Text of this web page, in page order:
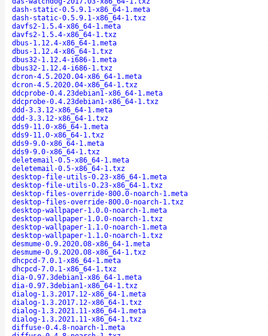
dash-static-0.5.9.1-x86_64-1.meta
dash-static-0.5.9.1-x86_64-1.txz
davfs2-1.5.4-x86_64-1.meta
davfs2-1.5.4-x86_64-1.txz
dbus-1.12.4-x86_64-1.meta
dbus-1.12.4-x86_64-1.txz
dbus32-1.12.4-i686-1.meta
dbus32-1.12.4-i686-1.txz
dcron-4.5.2020.04-x86_64-1.meta
dcron-4.5.2020.04-x86_64-1.txz
ddcprobe-0.4.23debian1-x86_64-1.meta
ddcprobe-0.4.23debian1-x86_64-1.txz
ddd-3.3.12-x86_64-1.meta
ddd-3.3.12-x86_64-1.txz
dds9-11.0-x86_64-1.meta
dds9-11.0-x86_64-1.txz
dds9-9.0-x86_64-1.meta
dds9-9.0-x86_64-1.txz
deletemail-0.5-x86_64-1.meta
deletemail-0.5-x86_64-1.txz
desktop-file-utils-0.23-x86_64-1.meta
desktop-file-utils-0.23-x86_64-1.txz
desktop-files-override-800.0-noarch-1.meta
desktop-files-override-800.0-noarch-1.txz
desktop-wallpaper-1.0.0-noarch-1.meta
desktop-wallpaper-1.0.0-noarch-1.txz
desktop-wallpaper-1.1.0-noarch-1.meta
desktop-wallpaper-1.1.0-noarch-1.txz
desmume-0.9.2020.08-x86_64-1.meta
desmume-0.9.2020.08-x86_64-1.txz
dhcpcd-7.0.1-x86_64-1.meta
dhcpcd-7.0.1-x86_64-1.txz
dia-0.97.3debian1-x86_64-1.meta
dia-0.97.3debian1-x86_64-1.txz
dialog-1.3.2017.12-x86_64-1.meta
dialog-1.3.2017.12-x86_64-1.txz
dialog-1.3.2021.11-x86_64-1.meta
dialog-1.3.2021.11-x86_64-1.txz
diffuse-0.4.8-noarch-1.meta